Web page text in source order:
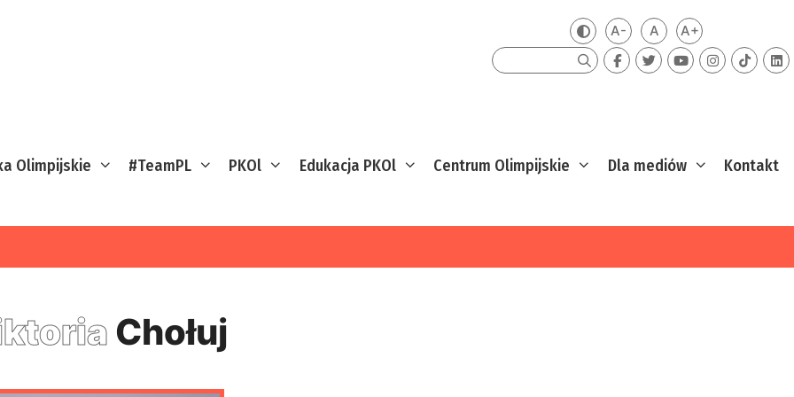
Zmień kontrast
A-Mniejsza czcionka
ADomyślna czcionka
A+Większa
Szukaj
Olimpijskie #TeamPL PKOl Edukacja PKOl Centrum Olimpijskie Dla mediów Kontakt
Chołuj